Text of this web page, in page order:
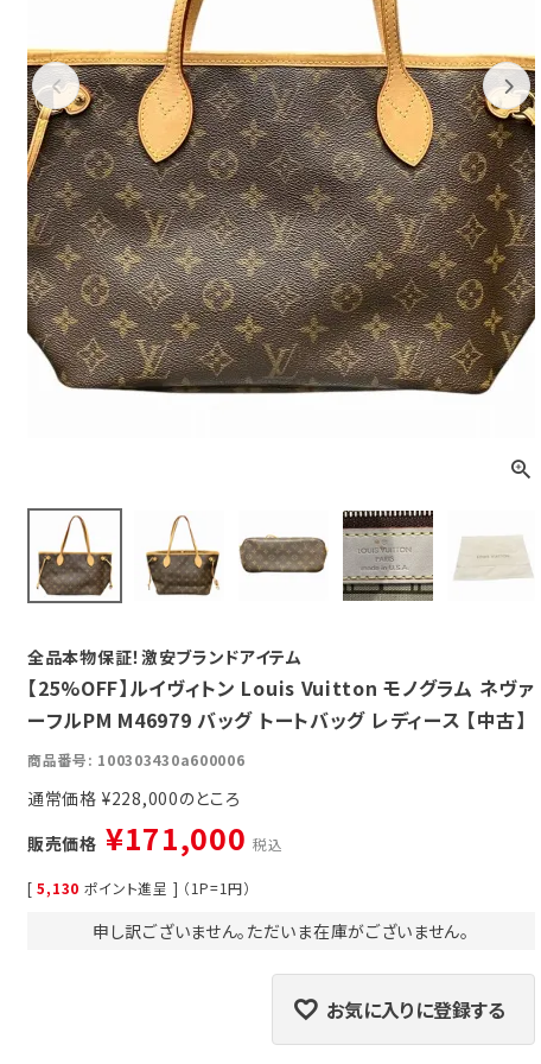
Previous Next
全品本物保証！激安ブランドアイテム
【25%OFF】ルイヴィトン Louis Vuitton モノグラム ネヴァ
ーフルPM M46979 バッグ トートバッグ レディース 【中古】
商品番号 100303430a600006
通常価格 ¥228,000
販売価格 ¥171,000 税込
[5,130 ポイント進呈 ] （1P=1円）
申し訳ございません。ただいま在庫がございません。
お気に入りに登録する